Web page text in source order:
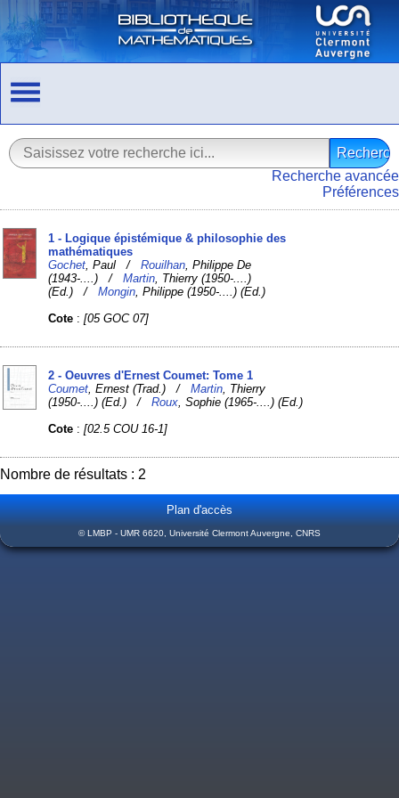
Recherche avancée
Préférences
1 - Logique épistémique & philosophie des
mathématiques
Gochet , Paul /Rouilhan , Philippe De
(1943-....) /Martin , Thierry (1950-....)
(Ed.) /Mongin , Philippe (1950-....) (Ed.)
Cote :[05 GOC 07]
2 - Oeuvres d'Ernest Coumet: Tome 1
Coumet , Ernest (Trad.) /Martin , Thierry
(1950-....) (Ed.) /Roux , Sophie (1965-....) (Ed.)
Cote :[02.5 COU 16-1]
Nombre de résultats : 2
Plan d'accès
© LMBP - UMR 6620, Université Clermont Auvergne, CNRS